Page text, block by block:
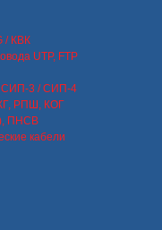
/ КВК
UTP, FTP
СИП-3 / СИП-4
РПШ, КОГ
ПНСВ
кабели